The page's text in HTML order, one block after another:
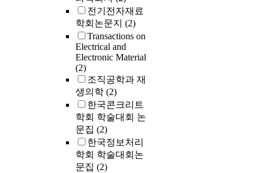
전기전자재료
학회논문지 (2)
Transactions on
Electrical and
Electronic Material
(2)
조직공학과 재
생의학 (2)
한국콘크리트
학회 학술대회 논
문집 (2)
한국정보처리
학회 학술대회논
문집 (2)